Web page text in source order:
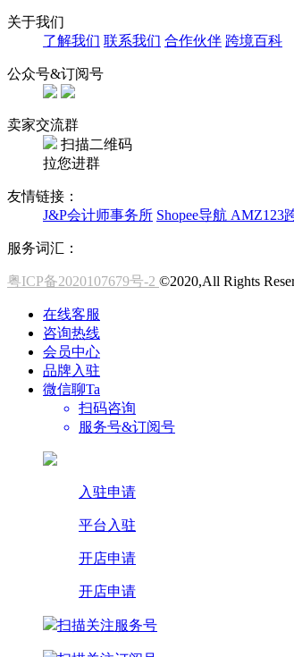
关于我们
了解我们 联系我们 合作伙伴 跨境百科
公众号&订阅号
卖家交流群
扫描二维码
拉您进群
友情链接：
J&P会计师事务所 Shopee导航 AMZ123
服务词汇：
粤ICP备2020107679号-2 ©2020,All Rights
在线客服
咨询热线
会员中心
品牌入驻
微信聊Ta
扫码咨询
服务号&订阅号
入驻申请
平台入驻
开店申请
开店申请
扫描关注服务号